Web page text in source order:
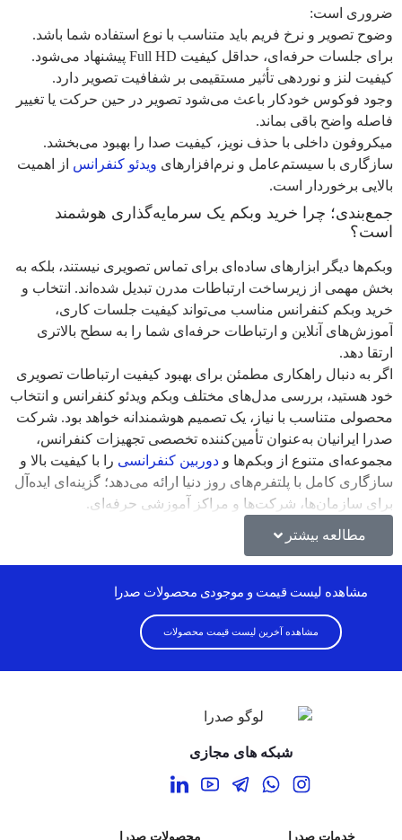
ضروری است:
وضوح تصویر و نرخ فریم باید متناسب با نوع استفاده شما باشد.
برای جلسات حرفه‌ای، حداقل کیفیت Full HD پیشنهاد می‌شود.
کیفیت لنز و نوردهی تأثیر مستقیمی بر شفافیت تصویر دارد.
وجود فوکوس خودکار باعث می‌شود تصویر در حین حرکت یا تغییر
فاصله واضح باقی بماند.
میکروفون داخلی با حذف نویز، کیفیت صدا را بهبود می‌بخشد.
سازگاری با سیستم‌عامل و نرم‌افزارهای ویدئو کنفرانس از اهمیت
بالایی برخوردار است.
جمع‌بندی؛ چرا خرید وبکم یک سرمایه‌گذاری هوشمند
است؟
وبکم‌ها دیگر ابزارهای ساده‌ای برای تماس تصویری نیستند، بلکه به
بخش مهمی از زیرساخت ارتباطات مدرن تبدیل شده‌اند. انتخاب و
خرید وبکم کنفرانس مناسب می‌تواند کیفیت جلسات کاری،
آموزش‌های آنلاین و ارتباطات حرفه‌ای شما را به سطح بالاتری
ارتقا دهد.
اگر به دنبال راهکاری مطمئن برای بهبود کیفیت ارتباطات تصویری
خود هستید، بررسی مدل‌های مختلف وبکم ویدئو کنفرانس و انتخاب
محصولی متناسب با نیاز، یک تصمیم هوشمندانه خواهد بود. شرکت
صدرا ایرانیان به‌عنوان تأمین‌کننده تخصصی تجهیزات کنفرانس،
مجموعه‌ای متنوع از وبکم‌ها و دوربین‌ کنفرانسی را با کیفیت بالا و
سازگاری کامل با پلتفرم‌های روز دنیا ارائه می‌دهد؛ گزینه‌ای ایده‌آل
برای سازمان‌ها، شرکت‌ها و مراکز آموزشی حرفه‌ای.
مطالعه بیشتر
مشاهده لیست قیمت و موجودی محصولات صدرا
مشاهده آخرین لیست قیمت محصولات
شبکه های مجازی
خدمات صدرا محصولات صدرا